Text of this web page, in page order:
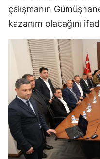
çalışmanın
kazanım olacağını